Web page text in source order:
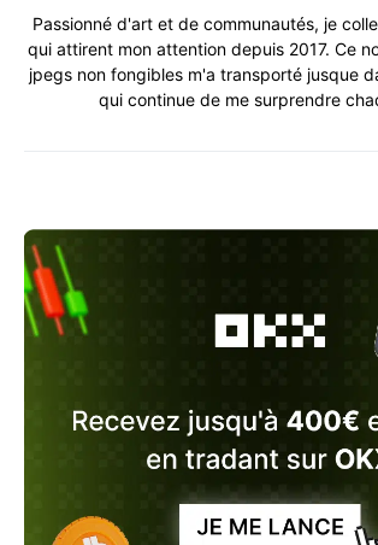
Passionné d'art et de communautés, je
qui attirent mon attention depuis 2017. Ce
jpegs non fongibles m'a transporté jusque
qui continue de me surprendre